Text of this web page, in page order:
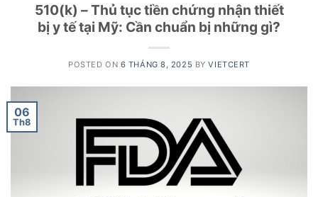
510(k) – Thủ tục tiền chứng nhận thiết
bị y tế tại Mỹ: Cần chuẩn bị những gì?
POSTED ON 6 THÁNG 8, 2025 BYVIETCERT
06
Th8